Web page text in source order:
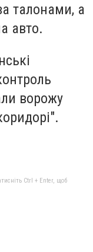
талонами, а
авто.
ворожу
Ctrl + Enter, щоб